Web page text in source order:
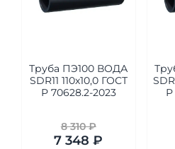
Труба ПЭ100 ВОДА
SDR11 110х10,0 ГОСТ
Р 70628.2-2023
8 310 ₽
7 348 ₽
Р